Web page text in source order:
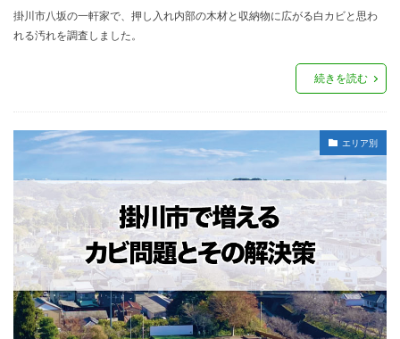
掛川市八坂の一軒家で、押し入れ内部の木材と収納物に広がる白カビと思わ
れる汚れを調査しました。
続きを読む
エリア別